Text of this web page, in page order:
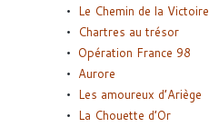
Le Chemin de la Victoire
Chartres au trésor
Opération France 98
Aurore
Les amoureux d’Ariège
La Chouette d’Or